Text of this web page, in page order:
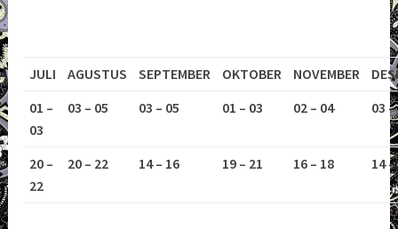
JULI AGUSTUS SEPTEMBER OKTOBER NOVEMBER
01 –
03
03 – 05 03 – 05 01 – 03 02 – 04 03
20 –
22
20 – 22 14 – 16 19 – 21 16 – 18 14